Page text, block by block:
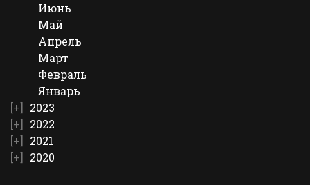
Июнь
Май
Апрель
Март
Февраль
Январь
2023
2022
2021
2020